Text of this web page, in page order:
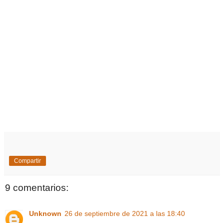
Compartir
9 comentarios:
Unknown 26 de septiembre de 2021 a las 18:40